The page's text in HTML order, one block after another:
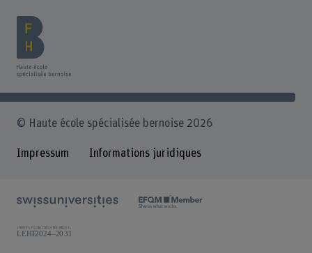
© Haute école spécialisée bernoise 2026
Impressum Informations juridiques